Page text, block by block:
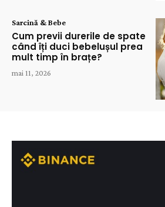
Sarcină & Bebe
Cum previi durerile de spate
când îți duci bebelușul prea
mult timp în brațe?
mai 11, 2026